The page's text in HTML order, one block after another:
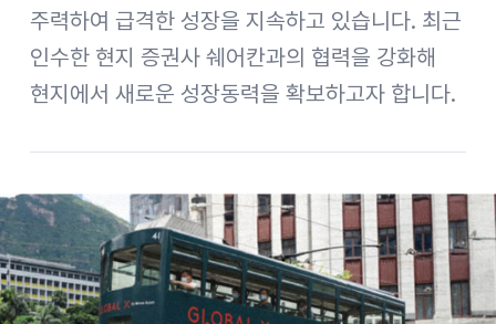
주력하여 급격한 성장을 지속하고 있습니다. 최근
인수한 현지 증권사 쉐어칸과의 협력을 강화해
현지에서 새로운 성장동력을 확보하고자 합니다.